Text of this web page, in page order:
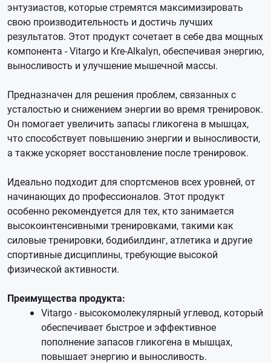
энтузиастов, которые стремятся максимизировать
свою производительность и достичь лучших
результатов. Этот продукт сочетает в себе два мощных
компонента - Vitargo и Kre-Alkalyn, обеспечивая энергию,
выносливость и улучшение мышечной массы.
Предназначен для решения проблем, связанных с
усталостью и снижением энергии во время тренировок.
Он помогает увеличить запасы гликогена в мышцах,
что способствует повышению энергии и выносливости,
а также ускоряет восстановление после тренировок.
Идеально подходит для спортсменов всех уровней, от
начинающих до профессионалов. Этот продукт
особенно рекомендуется для тех, кто занимается
высокоинтенсивными тренировками, такими как
силовые тренировки, бодибилдинг, атлетика и другие
спортивные дисциплины, требующие высокой
физической активности.
Преимущества продукта:
Vitargo - высокомолекулярный углевод, который
обеспечивает быстрое и эффективное
пополнение запасов гликогена в мышцах,
повышает энергию и выносливость.